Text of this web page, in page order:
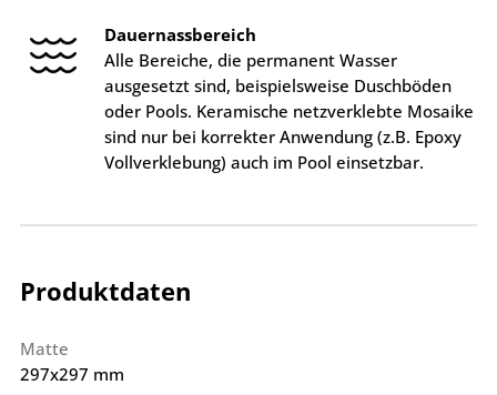
Dauernassbereich
Alle Bereiche, die permanent Wasser
ausgesetzt sind, beispielsweise Duschböden
oder Pools. Keramische netzverklebte Mosaike
sind nur bei korrekter Anwendung (z.B. Epoxy
Vollverklebung) auch im Pool einsetzbar.
Produktdaten
Matte
297x297 mm